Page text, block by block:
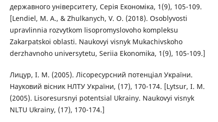
державного університету, Серія Економіка, 1(9), 105-109.
[Lendiel, M. A., & Zhulkanych, V. O. (2018). Osoblyvosti
upravlinnia rozvytkom lisopromyslovoho kompleksu
Zakarpatskoi oblasti. Naukovyi visnyk Mukachivskoho
derzhavnoho universytetu, Seriia Ekonomika, 1(9), 105-109.]
Лицур, І. М. (2005). Лісоресурсний потенціал України.
Науковий вісник НЛТУ України, (17), 170-174. [Lytsur, I. M.
(2005). Lisoresursnyi potentsial Ukrainy. Naukovyi visnyk
NLTU Ukrainy, (17), 170-174.]